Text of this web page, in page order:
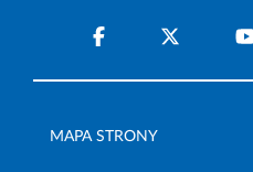
MAPA STRONY